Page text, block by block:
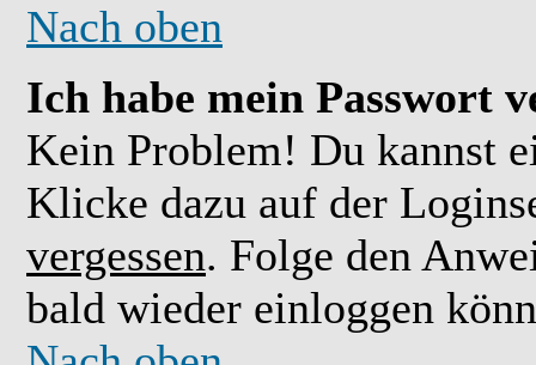
Nach oben
Ich habe mein Passwort
Kein Problem! Du kannst
Klicke dazu auf der
vergessen. Folge den
bald wieder einloggen